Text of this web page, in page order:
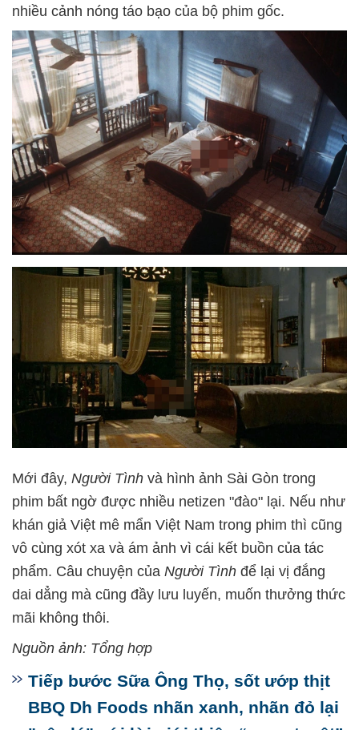
nhiều cảnh nóng táo bạo của bộ phim gốc.
Mới đây, Người Tình và hình ảnh Sài Gòn trong
phim bất ngờ được nhiều netizen "đào" lại. Nếu như
khán giả Việt mê mẩn Việt Nam trong phim thì cũng
vô cùng xót xa và ám ảnh vì cái kết buồn của tác
phẩm. Câu chuyện của Người Tình để lại vị đắng
dai dẳng mà cũng đầy lưu luyến, muốn thưởng thức
mãi không thôi.
Nguồn ảnh: Tổng hợp
Tiếp bước Sữa Ông Thọ, sốt ướp thịt
BBQ Dh Foods nhãn xanh, nhãn đỏ lại